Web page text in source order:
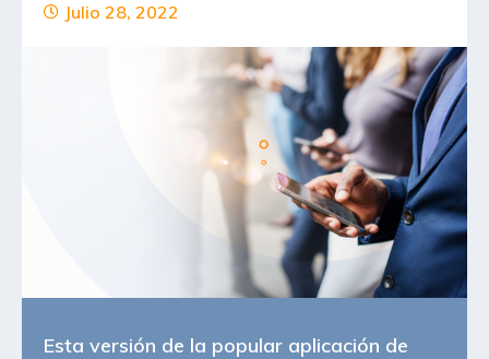
Julio 28, 2022
Esta versión de la popular aplicación de